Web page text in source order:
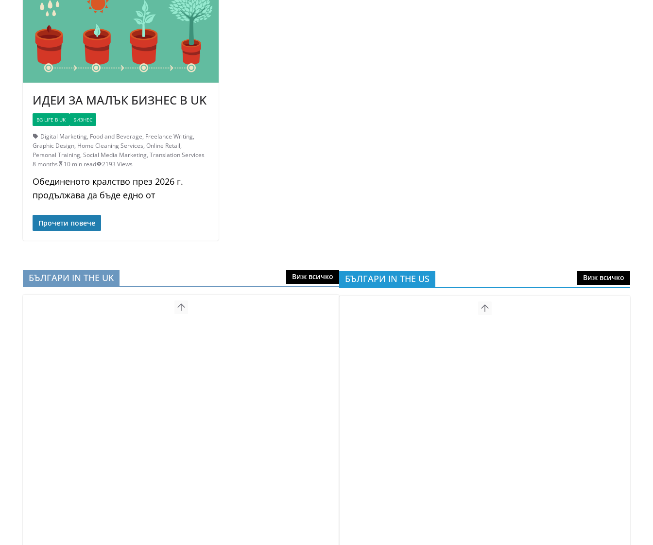
ИДЕИ ЗА МАЛЪК БИЗНЕС В UK
BG LIFE В UK БИЗНЕС
Digital Marketing, Food and Beverage, Freelance Writing,
Graphic Design, Home Cleaning Services, Online Retail,
Personal Training, Social Media Marketing, Translation Services
8 months
10 min read 2193 Views
Обединеното кралство през 2026 г.
продължава да бъде едно от
Прочети повече
БЪЛГАРИ IN THE UK Виж всичко БЪЛГАРИ IN THE US Виж всичко